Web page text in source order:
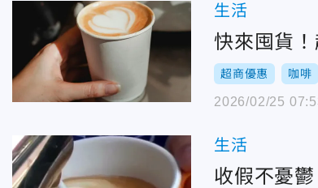
生活
快來囤貨
超商優惠 咖啡
2026/02/25
生活
收假不憂